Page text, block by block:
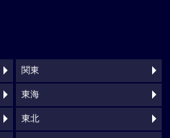
関東
東海
東北